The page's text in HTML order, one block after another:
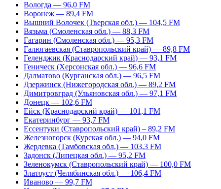
Вологда — 96,0 FM
Воронеж — 89,4 FM
Вышний Волочек (Тверская обл.) — 104,5 FM
Вязьма (Смоленская обл.) — 88,3 FM
Гагарин (Смоленская обл.) — 95,3 FM
Галюгаевская (Ставропольский край) — 89,8 FM
Геленджик (Краснодарский край) — 93,1 FM
Геническ (Херсонская обл.) — 96,6 FM
Далматово (Курганская обл.) — 96,5 FM
Дзержинск (Нижегородская обл.) — 89,2 FM
Димитровград (Ульяновская обл.) — 97,1 FM
Донецк — 102,6 FM
Ейск (Краснодарский край) — 101,1 FM
Екатеринбург — 93,7 FM
Ессентуки (Ставропольский край) – 89,2 FM
Железногорск (Курская обл.) — 94,0 FM
Жердевка (Тамбовская обл.) — 103,3 FM
Задонск (Липецкая обл.) — 95,2 FM
Зеленокумск (Ставропольский край) — 100,0 FM
Златоуст (Челябинская обл.) — 106,4 FM
Иваново — 99,7 FM